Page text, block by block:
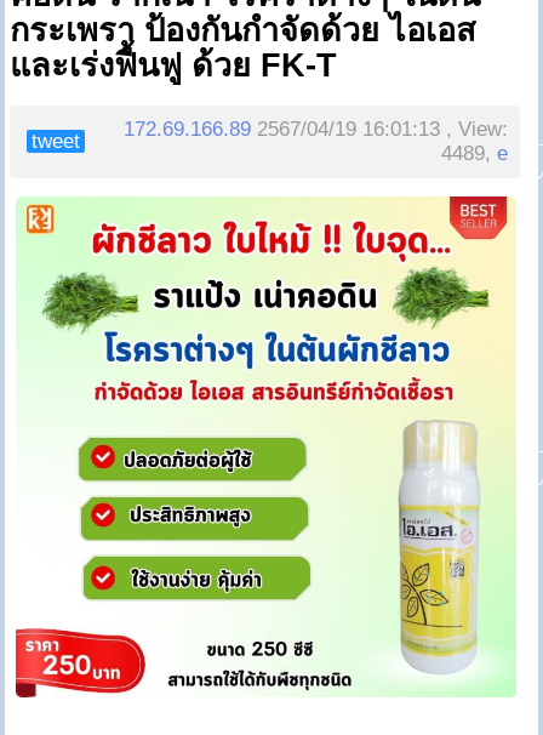
กระเพรา ป้องกันกำจัดด้วย ไอเอส
และเร่งฟื้นฟู ด้วย FK-T
tweet
172.69.166.89 2567/04/19 16:01:13 , View:
4489,e